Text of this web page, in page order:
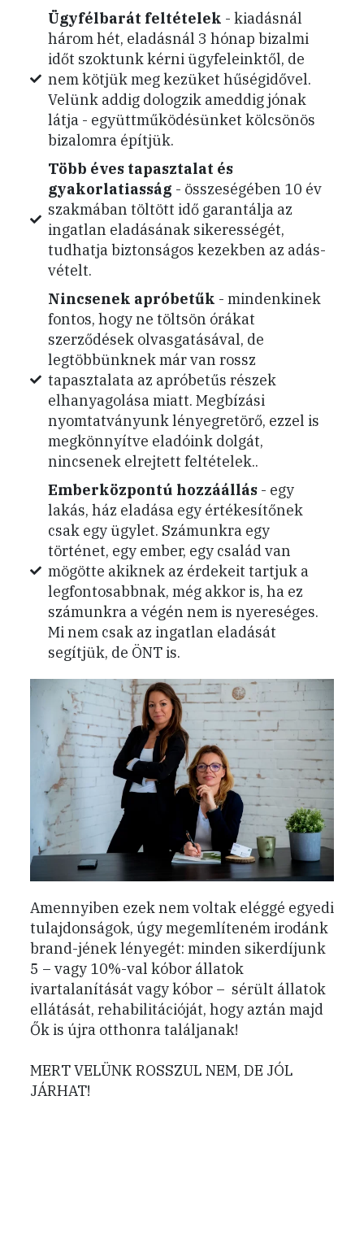
Ügyfélbarát feltételek - kiadásnál
három hét, eladásnál 3 hónap bizalmi
időt szoktunk kérni ügyfeleinktől, de
nem kötjük meg kezüket hűségidővel.
Velünk addig dologzik ameddig jónak
látja - együttműködésünket kölcsönös
bizalomra építjük.
Több éves tapasztalat és
gyakorlatiasság - összeségében 10 év
szakmában töltött idő garantálja az
ingatlan eladásának sikerességét,
tudhatja biztonságos kezekben az adás-
vételt.
Nincsenek apróbetűk - mindenkinek
fontos, hogy ne töltsön órákat
szerződések olvasgatásával, de
legtöbbünknek már van rossz
tapasztalata az apróbetűs részek
elhanyagolása miatt. Megbízási
nyomtatványunk lényegretörő, ezzel is
megkönnyítve eladóink dolgát,
nincsenek elrejtett feltételek..
Emberközpontú hozzáállás - egy
lakás, ház eladása egy értékesítőnek
csak egy ügylet. Számunkra egy
történet, egy ember, egy család van
mögötte akiknek az érdekeit tartjuk a
legfontosabbnak, még akkor is, ha ez
számunkra a végén nem is nyereséges.
Mi nem csak az ingatlan eladását
segítjük, de ÖNT is.
Amennyiben ezek nem voltak eléggé egyedi
tulajdonságok, úgy megemlíteném irodánk
brand-jének lényegét: minden sikerdíjunk
5 – vagy 10%-val kóbor állatok
ivartalanítását vagy kóbor – sérült állatok
ellátását, rehabilitációját, hogy aztán majd
Ők is újra otthonra találjanak!
MERT VELÜNK ROSSZUL NEM, DE JÓL
JÁRHAT!